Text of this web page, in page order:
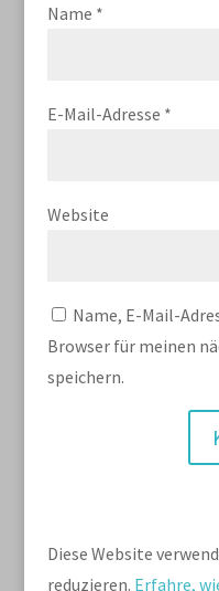
Name *
E-Mail-Adresse *
Website
Name, E-Mail-
Browser für meinen
speichern.
Diese Website
reduzieren. Erfahre,